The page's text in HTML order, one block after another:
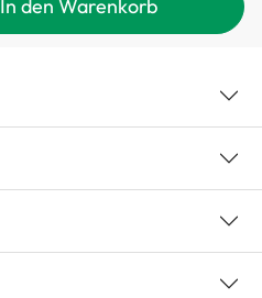
In den Warenkorb